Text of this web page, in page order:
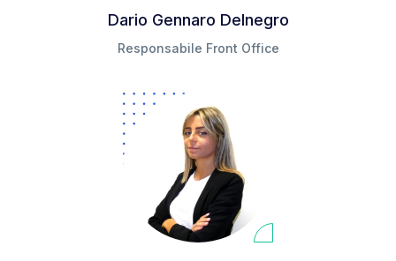
Dario Gennaro Delnegro
Responsabile Front Office